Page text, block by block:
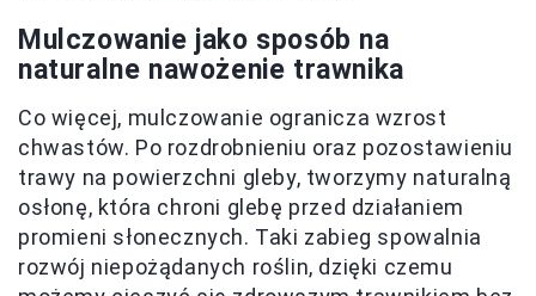
Mulczowanie jako sposób na
naturalne nawożenie trawnika
Co więcej, mulczowanie ogranicza wzrost
chwastów. Po rozdrobnieniu oraz pozostawieniu
trawy na powierzchni gleby, tworzymy naturalną
osłonę, która chroni glebę przed działaniem
promieni słonecznych. Taki zabieg spowalnia
rozwój niepożądanych roślin, dzięki czemu